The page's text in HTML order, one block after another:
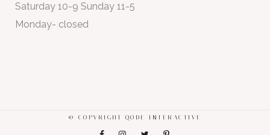
Saturday 10-9 Sunday 11-5
Monday- closed
© COPYRIGHT QODE INTERACTIVE